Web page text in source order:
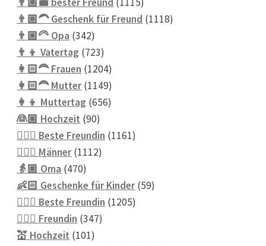
Produkte
👨🏼‍🦱 Geschenk für Freund 11181118
👨🏼‍🦳 Opa 342342
Produkte
👨‍👦 Vatertag 723723
Produkte
👩🏻‍🦰 Frauen 12041204
Produkte
👩🏻‍🦰 Mutter 11491149
Produkte
👩‍👦 Muttertag 656656
👰🏼 Hochzeit 9090
Produkte
👱🏻‍♀️ Beste Freundin 11611161
👱🏼‍♂️ Männer 11121112
👵🏼 Oma 470470
Produkte
👶🏻 Geschenke für Kinder 5959
💁🏼‍♀️ Beste Freundin 12051205
💁🏼‍♀️ Freundin 347347
💒 Hochzeit 101101